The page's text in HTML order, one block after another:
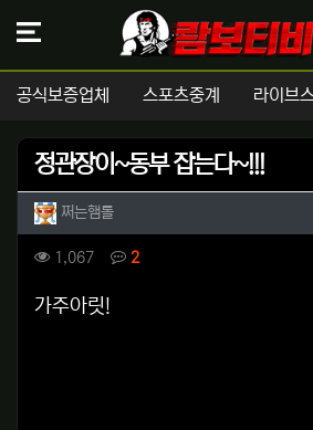
공식보증업체 스포츠중계 라이브
정관장이~동부 잡는다~!!!
작성자 정보
쩌는햄톨작성
컨텐츠 정보
1,067조회 2댓글
본문
가주아릿!